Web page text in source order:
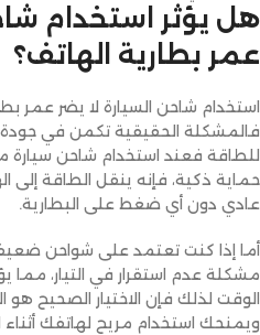
هل يؤثر استخدام
عمر بطارية الهاتف؟
استخدام شاحن السيارة لا يضر عمر
فالمشكلة الحقيقية تكمن في
للطاقة فعند استخدام شاحن سيارة
حماية ذكية، فإنه ينقل الطاقة
عادي دون أي ضغط على البطارية.
أما إذا كنت تعتمد على شواحن
مشكلة عدم استقرار في التيار، مما
الوقت لذلك فإن الاختيار الصحيح
ويمنحك استخدام مريح لهاتفك